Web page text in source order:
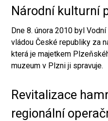
Národní kulturní
Dne 8. února 2010 byl
vládou České republiky za
která je majetkem
muzeum v Plzni ji spravuje.
Revitalizace
regionální